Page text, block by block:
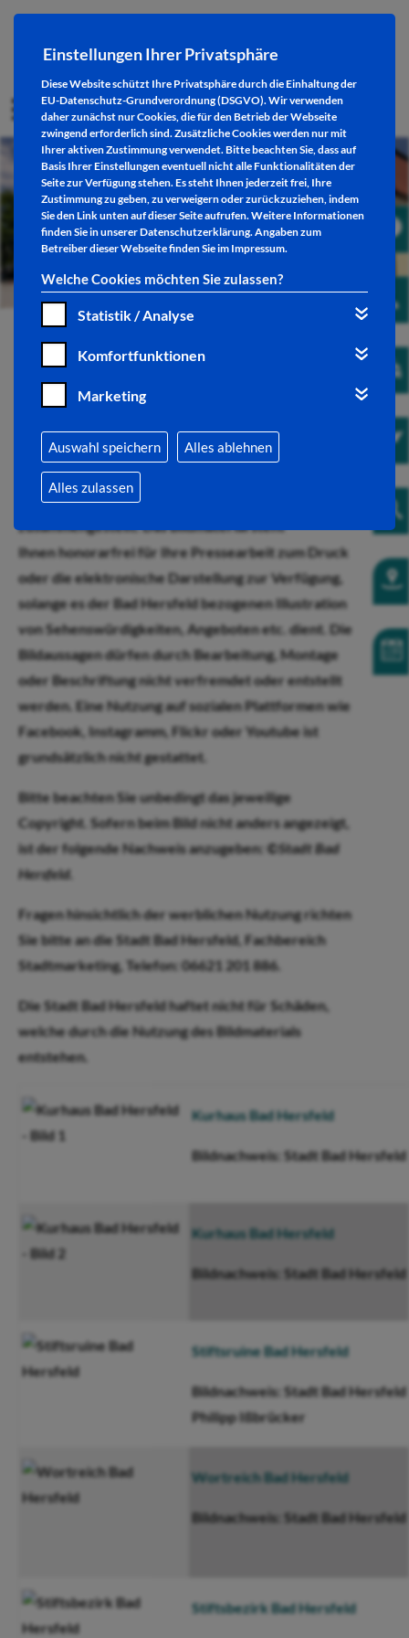
Einstellungen Ihrer Privatsphäre
Diese Website schützt Ihre Privatsphäre durch die Einhaltung der
EU-Datenschutz-Grundverordnung (DSGVO). Wir verwenden
daher zunächst nur Cookies, die für den Betrieb der Webseite
zwingend erforderlich sind. Zusätzliche Cookies werden nur mit
Ihrer aktiven Zustimmung verwendet. Bitte beachten Sie, dass auf
Basis Ihrer Einstellungen eventuell nicht alle Funktionalitäten der
Seite zur Verfügung stehen. Es steht Ihnen jederzeit frei, Ihre
Zustimmung zu geben, zu verweigern oder zurückzuziehen, indem
Sie den Link unten auf dieser Seite aufrufen. Weitere Informationen
finden Sie in unsererDatenschutzerklärung. Angaben zum
Betreiber dieser Webseite finden Sie im Impressum.
Welche Cookies möchten Sie zulassen?
Statistik / Analyse
Komfortfunktionen
Marketing
Auswahl speichern Alles ablehnen
Alles zulassen
Pressefotos
Fotos für Ihren Beitrag über Bad Hersfeld
Die Stadt Bad Hersfeld, Fachbereich
Stadtmarketing hat Bilder zum Download
zusammengestellt. Das Bildmaterial steht
Ihnen honorarfrei für Ihre Pressearbeit zum Druck
oder die elektronische Darstellung zur Verfügung,
solange es der Bad Hersfeld bezogenen Illustration
von Sehenswürdigkeiten, Angeboten etc. dient. Die
Bildaussagen dürfen durch Bearbeitung, Montage
oder Beschriftung nicht verfremdet oder entstellt
werden. Eine Nutzung auf sozialen Plattformen wie
Facebook, Instagramm, Flickr oder Youtube ist
grundsätzlich nicht gestattet.
Bitte beachten Sie unbedingt das jeweilige
Copyright. Sofern beim Bild nicht anders angezeigt,
ist der folgende Nachweis anzugeben: ©Stadt Bad
Hersfeld.
Fragen hinsichtlich der werblichen Nutzung richten
Sie bitte an die Stadt Bad Hersfeld, Fachbereich
Stadtmarketing, Telefon: 06621 201 886.
Die Stadt Bad Hersfeld haftet nicht für Schäden,
welche durch die Nutzung des Bildmaterials
entstehen.
Kurhaus Bad Hersfeld
Bildnachweis: Stadt Bad Hersfeld
Kurhaus Bad Hersfeld
Bildnachweis: Stadt Bad Hersfeld
Stiftsruine Bad Hersfeld
Bildnachweis: Stadt Bad
Philipp Ißbrücker
Wortreich Bad Hersfeld
Bildnachweis: Stadt Bad Hersfeld
Stiftsbezirk Bad Hersfeld